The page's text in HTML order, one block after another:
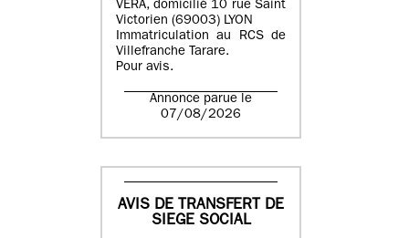
VERA, domicilié 10 rue Saint
Victorien (69003) LYON
Immatriculation au RCS de
Villefranche Tarare.
Pour avis.
Annonce parue le
07/08/2026
AVIS DE TRANSFERT DE
SIEGE SOCIAL